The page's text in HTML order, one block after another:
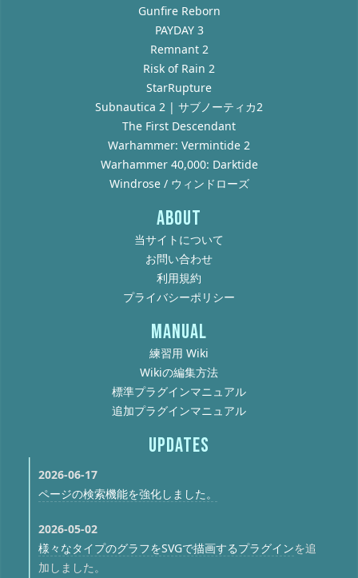
Gunfire Reborn
PAYDAY 3
Remnant 2
Risk of Rain 2
StarRupture
Subnautica 2 | サブノーティカ2
The First Descendant
Warhammer: Vermintide 2
Warhammer 40,000: Darktide
Windrose / ウィンドローズ
ABOUT
当サイトについて
お問い合わせ
利用規約
プライバシーポリシー
MANUAL
練習用 Wiki
Wikiの編集方法
標準プラグインマニュアル
追加プラグインマニュアル
UPDATES
2026-06-17
ページの検索機能を強化しました。
2026-05-02
様々なタイプのグラフをSVGで描画するプラグインを追
加しました。